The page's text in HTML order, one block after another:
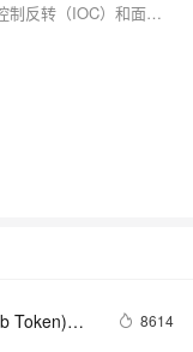
【10月更文挑战第1天】Spring框架以其强大的控制反转（IOC）和面向切面编程（AOP）功能，成为Java企业级开发中的首选框架。本文将深入探讨Spring IOC和AOP的底层原理，并通过源码解析来揭示其实现机制。同时，我们还将探讨Spring事务管理的核心原理，并给出相应的源码示例。
Token)鉴
8614